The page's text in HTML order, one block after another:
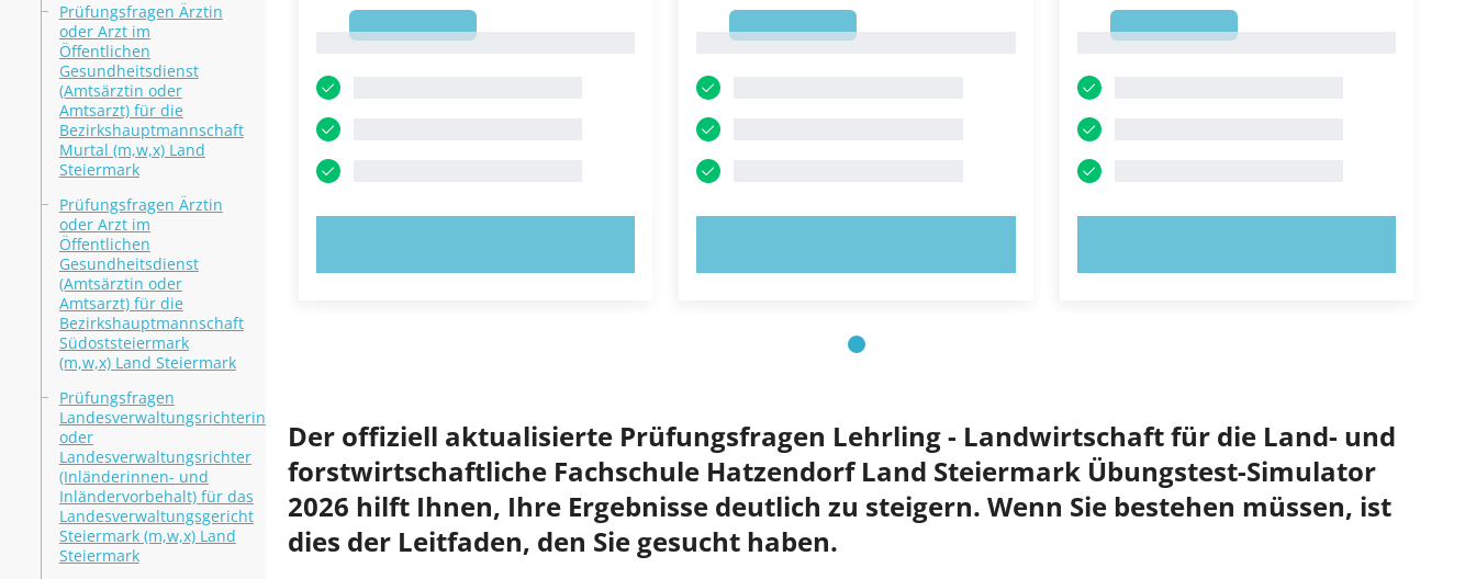
Prüfungsfragen Ärztin
oder Arzt im
Öffentlichen
Gesundheitsdienst
(Amtsärztin oder
Amtsarzt) für die
Bezirkshauptmannschaft
Murtal (m,w,x) Land
Steiermark
Prüfungsfragen Ärztin
oder Arzt im
Öffentlichen
Gesundheitsdienst
(Amtsärztin oder
Amtsarzt) für die
Bezirkshauptmannschaft
Südoststeiermark
(m,w,x) Land Steiermark
Prüfungsfragen
Landesverwaltungsrichterin
oder
Landesverwaltungsrichter
(Inländerinnen- und
Inländervorbehalt) für das
Landesverwaltungsgericht
Steiermark (m,w,x) Land
Steiermark
Der offiziell aktualisierte Prüfungsfragen Lehrling - Landwirtschaft für die Land- und
forstwirtschaftliche Fachschule Hatzendorf Land Steiermark Übungstest-Simulator
2026 hilft Ihnen, Ihre Ergebnisse deutlich zu steigern. Wenn Sie bestehen müssen, ist
dies der Leitfaden, den Sie gesucht haben.